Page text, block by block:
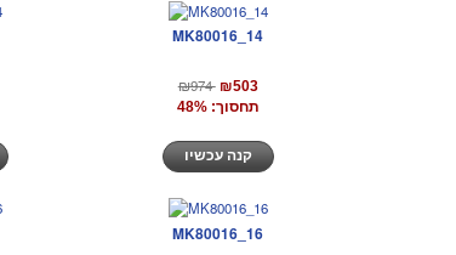
MK80016_14
₪974 ₪503
תחסוך: 48%
קנה עכשיו
MK80016_16